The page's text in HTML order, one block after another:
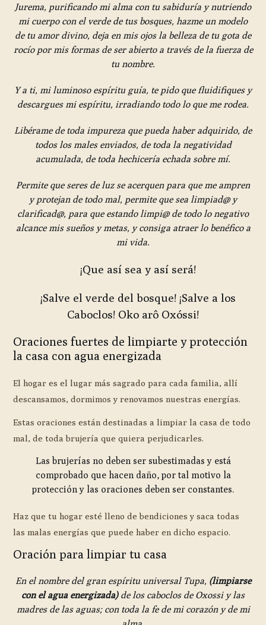
Jurema, purificando mi alma con tu sabiduría y nutriendo
mi cuerpo con el verde de tus bosques, hazme un modelo
de tu amor divino, deja en mis ojos la belleza de tu gota de
rocío por mis formas de ser abierto a través de la fuerza de
tu nombre.
Y a ti, mi luminoso espíritu guía, te pido que fluidifiques y
descargues mi espíritu, irradiando todo lo que me rodea.
Libérame de toda impureza que pueda haber adquirido, de
todos los males enviados, de toda la negatividad
acumulada, de toda hechicería echada sobre mí.
Permite que seres de luz se acerquen para que me ampren
y protejan de todo mal, permite que sea limpiad@ y
clarificad@, para que estando limpi@ de todo lo negativo
alcance mis sueños y metas, y consiga atraer lo benéfico a
mi vida.
¡Que así sea y así será!
¡Salve el verde del bosque! ¡Salve a los
Caboclos! Oko arô Oxóssi!
Oraciones fuertes de limpiarte y protección
la casa con agua energizada
El hogar es el lugar más sagrado para cada familia, allí
descansamos, dormimos y renovamos nuestras energías.
Estas oraciones están destinadas a limpiar la casa de todo
mal, de toda brujería que quiera perjudicarles.
Las brujerías no deben ser subestimadas y está
comprobado que hacen daño, por tal motivo la
protección y las oraciones deben ser constantes.
Haz que tu hogar esté lleno de bendiciones y saca todas
las malas energías que puede haber en dicho espacio.
Oración para limpiar tu casa
En el nombre del gran espíritu universal Tupa, (limpiarse
con el agua energizada)de los caboclos de Oxossi y las
madres de las aguas; con toda la fe de mi corazón y de mi